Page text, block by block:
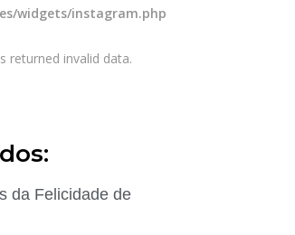
widgets/instagram.php
returned invalid data.
da Felicidade de